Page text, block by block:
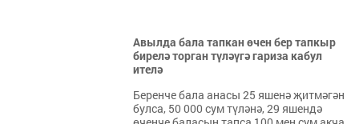
Авылда бала тапкан өчен бер тапкыр
бирелә торган түләүгә гариза кабул
ителә
Беренче бала анасы 25 яшенә җитмәгән
булса, 50 000 сум түләнә, 29 яшендә